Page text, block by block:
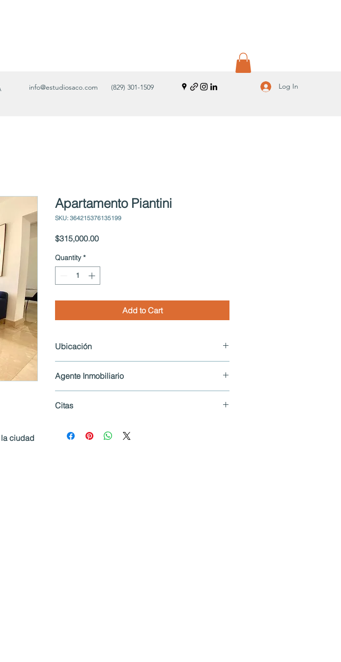
info@estudiosaco.com (829) 301-1509 Log In
la ciudad
Apartamento Piantini
SKU: 364215376135199
$315,000.00Price
Quantity *
Add to Cart
Ubicación
Agente Inmobiliario
Citas